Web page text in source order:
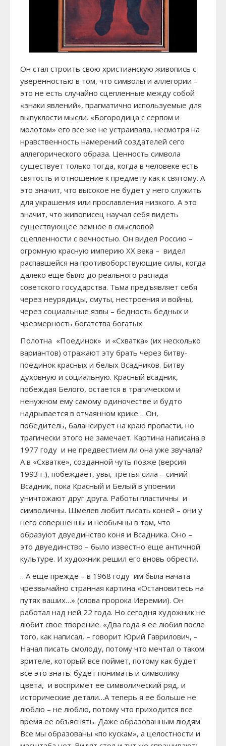
Он стал строить свою христианскую живопись с
уверенностью в том, что символы и аллегории –
это не есть случайно сцепленные между собой
«знаки явлений», прагматично используемые для
выпуклости мысли. «Богородица с серпом и
молотом» его все же не устраивала, несмотря на
нравственность намерений создателей сего
аллегорического образа. Ценность символа
существует только тогда, когда в человеке есть
святость и отношение к предмету как к святому. А
это значит, что высокое не будет у него служить
для украшения или прославления низкого. А это
значит, что живописец научал себя видеть
существующее земное в смысловой
сцепленности с вечностью. Он видел Россию –
огромную красную империю XX века – видел
распавшейся на противоборствующие силы, когда
далеко еще было до реального распада
советского государства. Тьма предъявляет себя
через неурядицы, смуты, нестроения и войны,
через социальные язвы – бедность бедных и
чрезмерность богатства богатых.
Полотна «Поединок» и «Схватка» (их несколько
вариантов) отражают эту брать через битву-
поединок красных и белых Всадников. Битву
духовную и социальную. Красный всадник,
побеждая Белого, остается в трагическом и
ненужном ему самому одиночестве и будто
надрывается в отчаянном крике… Он,
победитель, балансирует на краю пропасти, но
трагически этого не замечает. Картина написана в
1977 году и не предвестием ли она уже звучала?
А в «Схватке», созданной чуть позже (версия
1993 г.), побеждает, увы, третья сила – синий
Всадник, пока Красный и Белый в упоении
уничтожают друг друга. Работы пластичны и
символичны. Шмелев любит писать коней – они у
него совершенны и необычны в том, что
образуют двуединство коня и Всадника. Оно –
это двуединство – было известно еще античной
культуре. И художник решил его вновь обрести.
…А еще прежде – в 1968 году им была начата
чрезвычайно странная картина «Остановитесь на
путях ваших…» (слова пророка Иеремии). Он
работал над ней 22 года. Но сегодня художник не
любит свое творение. «Два года я ее любил после
того, как написал, – говорит Юрий Гаврилович, –
Начал писать смолоду, потому что мечтал о таком
зрителе, который все поймет, потому как будет
все это знать: будет понимать и символику
цвета, и воспримет ее символический ряд, и
исторические детали…А теперь я ее больше не
люблю – не люблю, потому что приходится все
время ее объяснять. Даже образованным людям.
Все мы образованы «по кускам», а целостности и